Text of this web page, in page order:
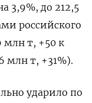
3,9%, до 212,5
российского
млн т, +50 к
млн т, +31%).
ударило по